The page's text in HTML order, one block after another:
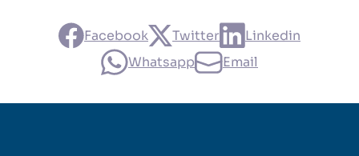
Facebook Twitter
Linkedin
Whatsapp
Email